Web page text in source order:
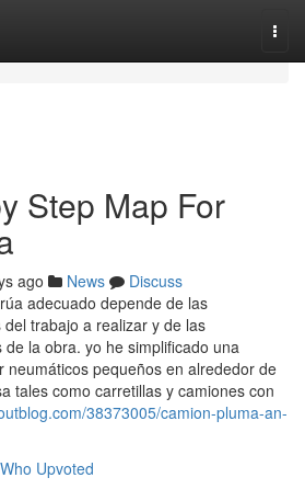
Step Map For
ago News
Discuss
adecuado depende de las
trabajo a realizar y de las
la obra. yo he simplificado una
neumáticos pequeños en alrededor de
tales como carretillas y camiones con
38373005/camion-pluma-an-
Who Upvoted